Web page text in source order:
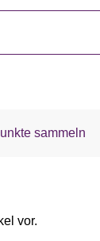
sammeln
vor.